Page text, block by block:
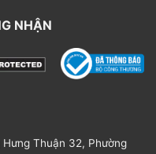
NHẬN
Thuận 32, Phường